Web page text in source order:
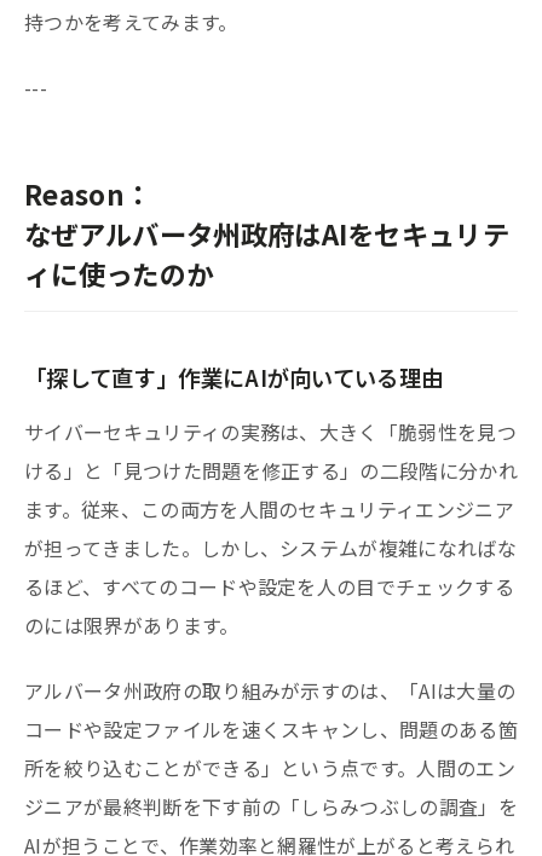
持つかを考えてみます。
---
Reason：
なぜアルバータ州政府はAIをセキュリテ
ィに使ったのか
「探して直す」作業にAIが向いている理由
サイバーセキュリティの実務は、大きく「脆弱性を見つ
ける」と「見つけた問題を修正する」の二段階に分かれ
ます。従来、この両方を人間のセキュリティエンジニア
が担ってきました。しかし、システムが複雑になればな
るほど、すべてのコードや設定を人の目でチェックする
のには限界があります。
アルバータ州政府の取り組みが示すのは、「AIは大量の
コードや設定ファイルを速くスキャンし、問題のある箇
所を絞り込むことができる」という点です。人間のエン
ジニアが最終判断を下す前の「しらみつぶしの調査」を
AIが担うことで、作業効率と網羅性が上がると考えられ